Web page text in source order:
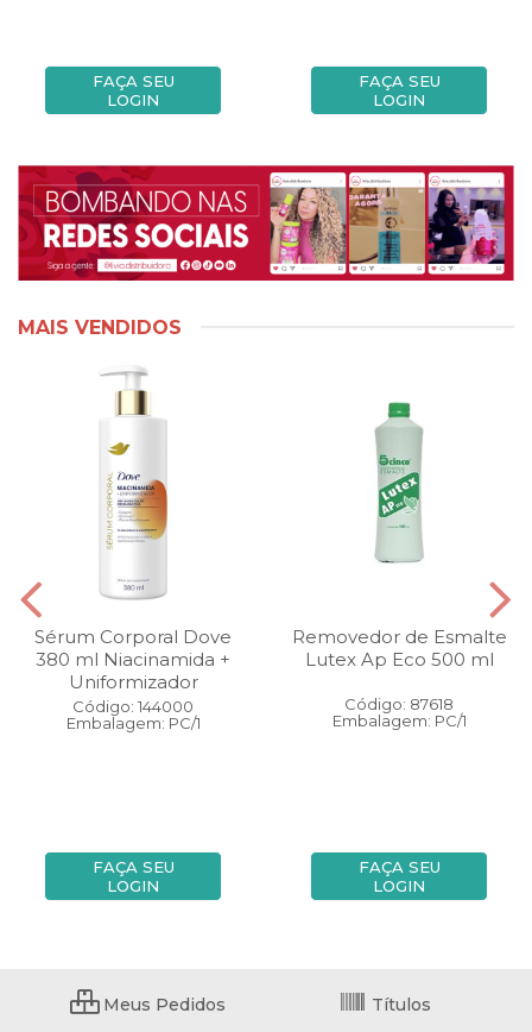
FAÇA SEU
LOGIN
FAÇA SEU
LOGIN
MAIS VENDIDOS
Sérum Corporal Dove
380 ml Niacinamida +
Uniformizador
Código: 144000
Embalagem: PC/1
FAÇA SEU
LOGIN
Removedor de Esmalte
Lutex Ap Eco 500 ml
Código: 87618
Embalagem: PC/1
FAÇA SEU
LOGIN
Meus Pedidos Títulos